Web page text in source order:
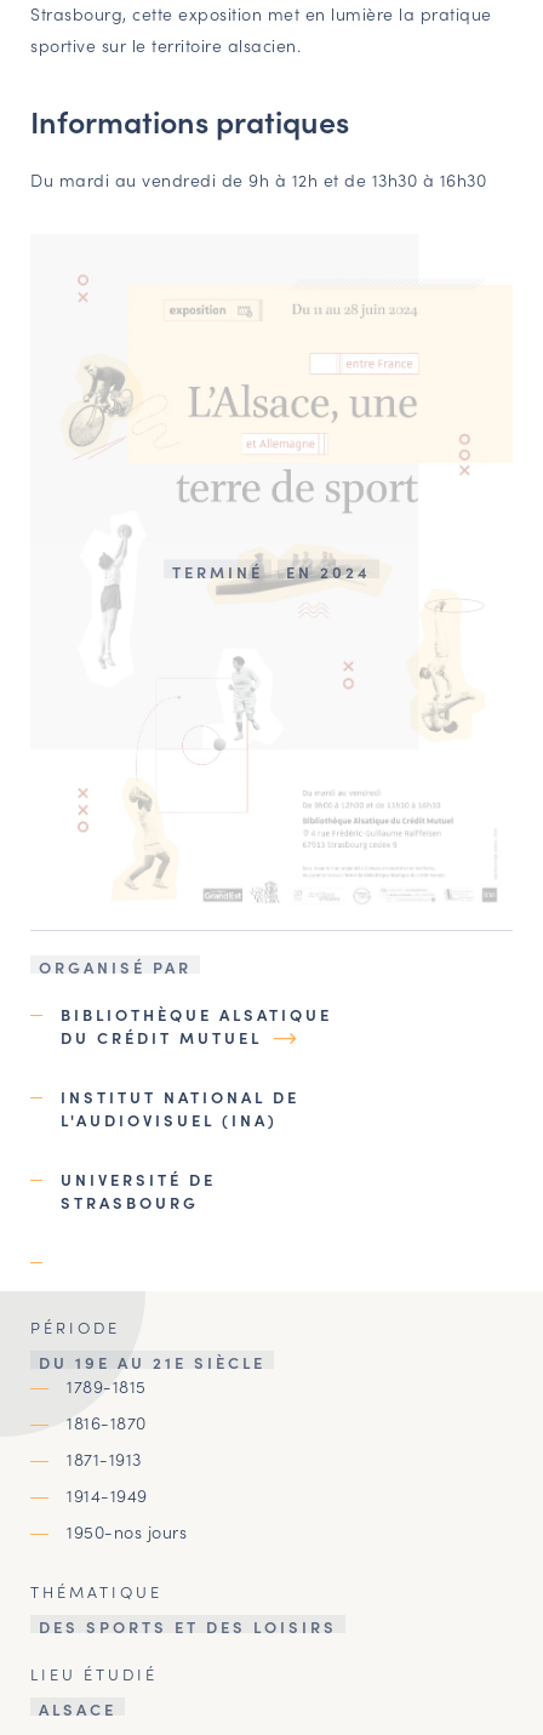
Responsables de structures
Étudiants & chercheurs
Strasbourg, cette exposition met en lumière la pratique
sportive sur le territoire alsacien.
Informations pratiques
Du mardi au vendredi de 9h à 12h et de 13h30 à 16h30
TERMINÉ EN 2024
ORGANISÉ PAR
BIBLIOTHÈQUE ALSATIQUE
DU CRÉDIT MUTUEL
INSTITUT NATIONAL DE
L'AUDIOVISUEL (INA)
UNIVERSITÉ DE
STRASBOURG
PÉRIODE
DU 19E AU 21E SIÈCLE
1789-1815
1816-1870
1871-1913
1914-1949
1950-nos jours
THÉMATIQUE
DES SPORTS ET DES LOISIRS
LIEU ÉTUDIÉ
ALSACE